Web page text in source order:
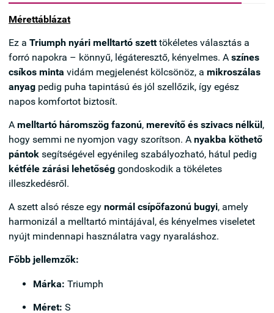
Mérettáblázat
Ez a Triumph nyári melltartó szetttökéletes választás a
forró napokra – könnyű, légáteresztő, kényelmes. A színes
csíkos minta vidám megjelenést kölcsönöz, a mikroszálas
anyag pedig puha tapintású és jól szellőzik, így egész
napos komfortot biztosít.
A melltartó háromszög fazonú, merevítő és szivacs nélkül,
hogy semmi ne nyomjon vagy szorítson. A nyakba köthető
pántok segítségével egyénileg szabályozható, hátul pedig
kétféle zárási lehetőség gondoskodik a tökéletes
illeszkedésről.
A szett alsó része egy normál csípőfazonú bugyi, amely
harmonizál a melltartó mintájával, és kényelmes viseletet
nyújt mindennapi használatra vagy nyaraláshoz.
Főbb jellemzők:
Márka: Triumph
Méret: S